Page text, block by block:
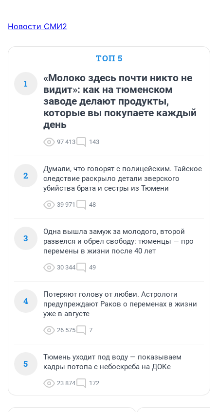
Новости СМИ2
ТОП 5
1
«Молоко здесь почти никто не
видит»: как на тюменском
заводе делают продукты,
которые вы покупаете каждый
день
97 413 143
2
Думали, что говорят с полицейским. Тайское
следствие раскрыло детали зверского
убийства брата и сестры из Тюмени
39 971 48
3
Одна вышла замуж за молодого, второй
развелся и обрел свободу: тюменцы — про
перемены в жизни после 40 лет
30 344 49
4
Потеряют голову от любви. Астрологи
предупреждают Раков о переменах в жизни
уже в августе
26 575 7
5
Тюмень уходит под воду — показываем
кадры потопа с небоскреба на ДОКе
23 874 172